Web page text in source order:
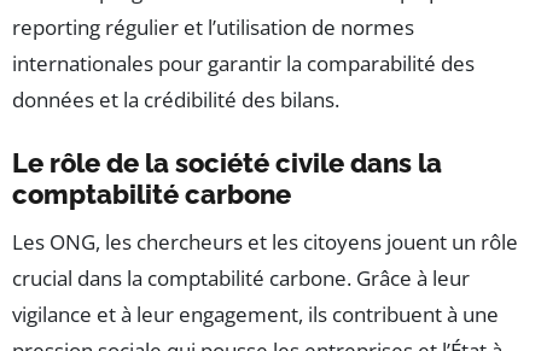
reporting régulier et l’utilisation de normes
internationales pour garantir la comparabilité des
données et la crédibilité des bilans.
Le rôle de la société civile dans la
comptabilité carbone
Les ONG, les chercheurs et les citoyens jouent un rôle
crucial dans la comptabilité carbone. Grâce à leur
vigilance et à leur engagement, ils contribuent à une